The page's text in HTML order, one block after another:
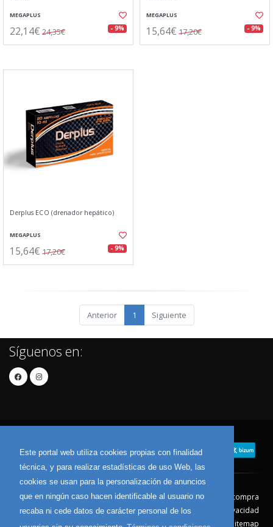
Este portal web utiliza cookies propias con finalidad
técnica, y para realizar estadísticas de uso Web, las
cookies se usan para la personalización de anuncios
que en ningún caso hacen identificable al usuario no
recaba ni cede datos de carácter personal de los
MEGAPLUS
22,14€ 24,35€ - 9%
MEGAPLUS
15,64€ 17,20€ - 9%
Derplus ECO (drenador hepático)
MEGAPLUS
15,64€ 17,20€ - 9%
Anterior 1 Siguiente
Síguenos en:
Contacto Aviso Legal
Condiciones de compra
Política de envíos
Política de devolución
Política de Privacidad
Política de Cookies
Sitemap